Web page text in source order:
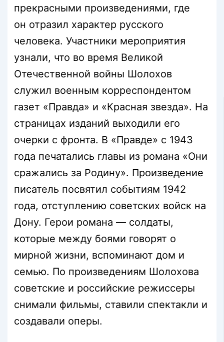
прекрасными произведениями, где
он отразил характер русского
человека. Участники мероприятия
узнали, что во время Великой
Отечественной войны Шолохов
служил военным корреспондентом
газет «Правда» и «Красная звезда». На
страницах изданий выходили его
очерки с фронта. В «Правде» с 1943
года печатались главы из романа «Они
сражались за Родину». Произведение
писатель посвятил событиям 1942
года, отступлению советских войск на
Дону. Герои романа — солдаты,
которые между боями говорят о
мирной жизни, вспоминают дом и
семью. По произведениям Шолохова
советские и российские режиссеры
снимали фильмы, ставили спектакли и
создавали оперы.